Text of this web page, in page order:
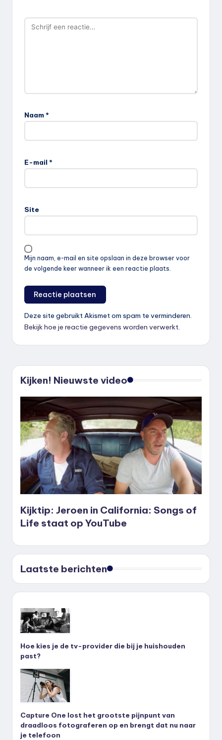
Naam *
E-mail *
Site
Mijn naam, e-mail en site opslaan in deze browser voor
de volgende keer wanneer ik een reactie plaats.
Deze site gebruikt Akismet om spam te verminderen.
Bekijk hoe je reactie gegevens worden verwerkt.
Kijken! Nieuwste video
Kijktip: Jeroen in California: Songs of
Life staat op YouTube
Laatste berichten
Hoe kies je de tv-provider die bij je huishouden
past?
Capture One lost het grootste pijnpunt van
draadloos fotograferen op en brengt dat nu naar
je telefoon